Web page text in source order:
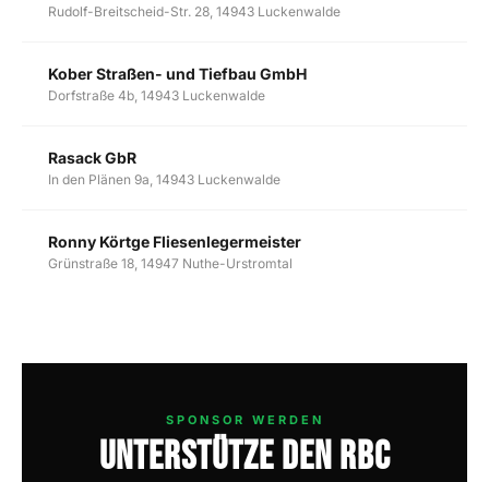
Rudolf-Breitscheid-Str. 28, 14943 Luckenwalde
Kober Straßen- und Tiefbau GmbH
Dorfstraße 4b, 14943 Luckenwalde
Rasack GbR
In den Plänen 9a, 14943 Luckenwalde
Ronny Körtge Fliesenlegermeister
Grünstraße 18, 14947 Nuthe-Urstromtal
SPONSOR WERDEN
Unterstütze den RBC